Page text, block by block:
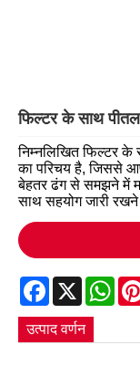
फिल्टर के साथ पीतल
निम्नलिखित फिल्टर के
का परिचय है, जिससे
बेहतर ढंग से समझने में
साथ सहयोग जारी
Facebook
X
उत्पाद वर्णन